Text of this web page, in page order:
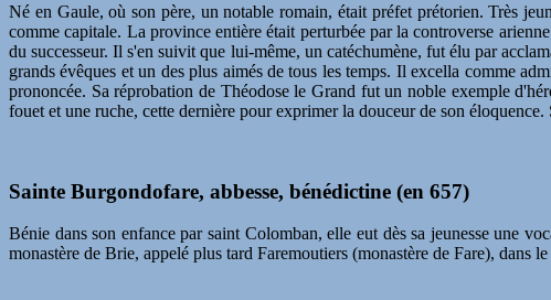
Né en Gaule, où son père, un notable romain, était préfet prétorien. Très
comme capitale. La province entière était perturbée par la controverse
du successeur. Il s'en suivit que lui-même, un catéchumène, fut élu par
grands évêques et un des plus aimés de tous les temps. Il excella comme
prononcée. Sa réprobation de Théodose le Grand fut un noble exemple
fouet et une ruche, cette dernière pour exprimer la douceur de son
Sainte Burgondofare, abbesse, bénédictine (en 657)
Bénie dans son enfance par saint Colomban, elle eut dès sa jeunesse une
monastère de Brie, appelé plus tard Faremoutiers (monastère de Fare), dans